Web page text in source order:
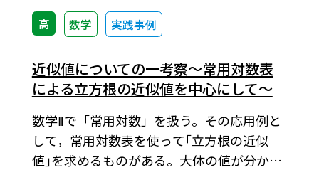
高 数学 実践事例
近似値についての一考察～常用対数表
による立方根の近似値を中心にして～
数学Ⅱで「常用対数」を扱う。その応用例と
して，常用対数表を使って｢立方根の近似
値｣を求めるものがある。大体の値が分か